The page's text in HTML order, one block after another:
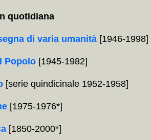
quotidiana
di varia umanità [1946-1998]
Popolo [1945-1982]
[serie quindicinale 1952-1958]
[1975-1976*]
[1850-2000*]